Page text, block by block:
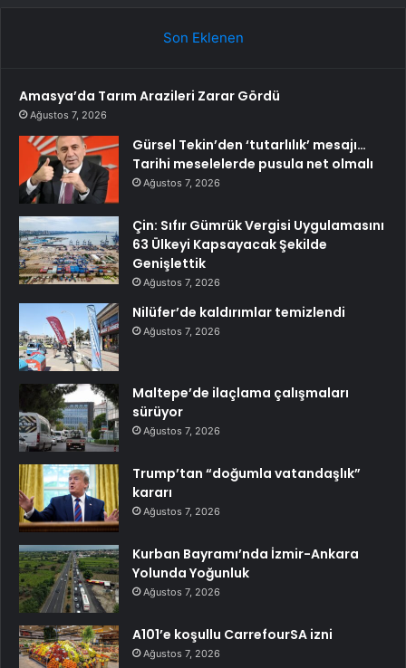
Son Eklenen
Amasya’da Tarım Arazileri Zarar Gördü
Ağustos 7, 2026
Gürsel Tekin’den ‘tutarlılık’ mesajı…
Tarihi meselelerde pusula net olmalı
Ağustos 7, 2026
Çin: Sıfır Gümrük Vergisi Uygulamasını
63 Ülkeyi Kapsayacak Şekilde
Genişlettik
Ağustos 7, 2026
Nilüfer’de kaldırımlar temizlendi
Ağustos 7, 2026
Maltepe’de ilaçlama çalışmaları
sürüyor
Ağustos 7, 2026
Trump’tan “doğumla vatandaşlık”
kararı
Ağustos 7, 2026
Kurban Bayramı’nda İzmir-Ankara
Yolunda Yoğunluk
Ağustos 7, 2026
A101’e koşullu CarrefourSA izni
Ağustos 7, 2026